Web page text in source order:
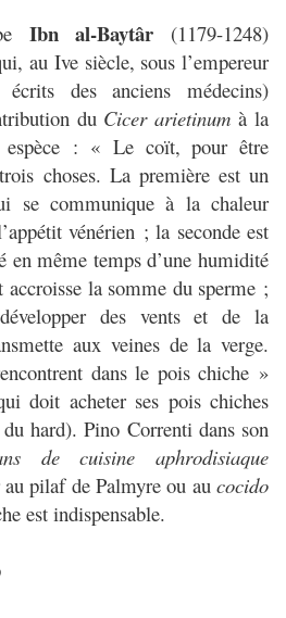
Ibn al-Baytâr (1179-1248)
au Ive siècle, sous l’empereur
des anciens médecins)
du Cicer arietinum à la
espèce : « Le coït, pour être
choses. La première est un
se communique à la chaleur
vénérien ; la seconde est
même temps d’une humidité
la somme du sperme ;
des vents et de la
aux veines de la verge.
dans le pois chiche »
doit acheter ses pois chiches
hard). Pino Correnti dans son
de cuisine aphrodisiaque
pilaf de Palmyre ou au cocido
est indispensable.